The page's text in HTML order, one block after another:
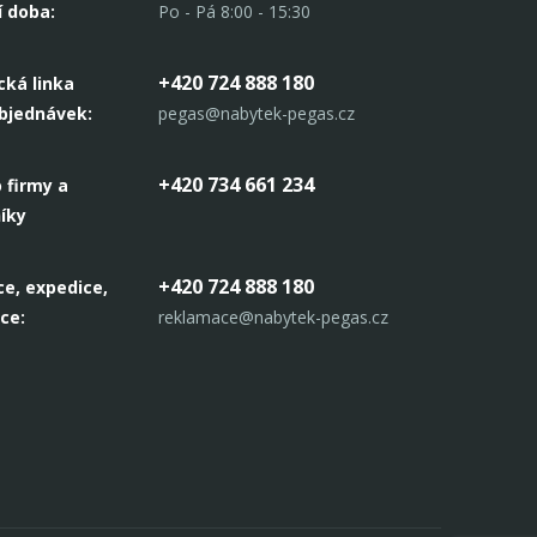
doba: Po - Pá 8:00 - 15:30
linka
+420 724 888 180
pegas@nabytek-pegas.cz
firmy a
+420 734 661 234
expedice,
+420 724 888 180
reklamace@nabytek-pegas.cz